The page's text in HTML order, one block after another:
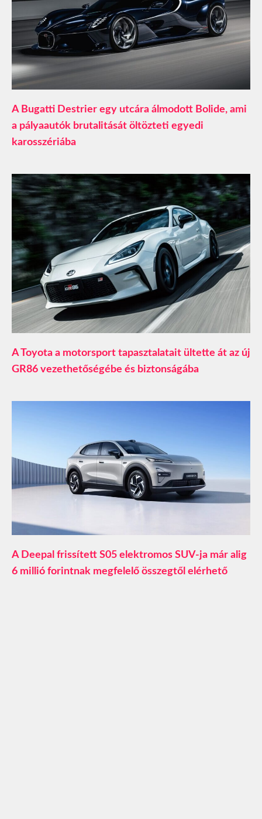
A Bugatti Destrier egy utcára álmodott Bolide, ami
a pályaautók brutalitását öltözteti egyedi
karosszériába
A Toyota a motorsport tapasztalatait ültette át az új
GR86 vezethetőségébe és biztonságába
A Deepal frissített S05 elektromos SUV-ja már alig
6 millió forintnak megfelelő összegtől elérhető